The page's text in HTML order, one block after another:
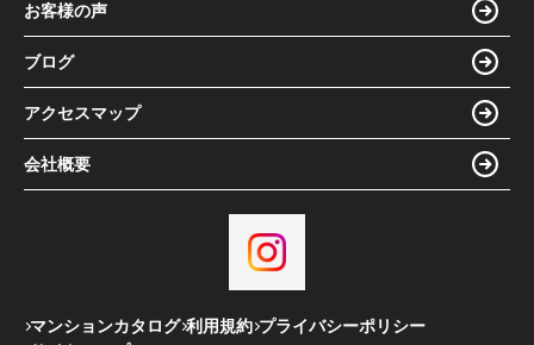
お客様の声
ブログ
アクセスマップ
会社概要
マンションカタログ 利用規約 プライバシーポリシー